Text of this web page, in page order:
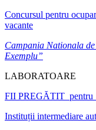
Concursul pentru
vacante
Campania Nationala
Exemplu”
LABORATOARE
FII PREGĂTIT
Instituții intermediare